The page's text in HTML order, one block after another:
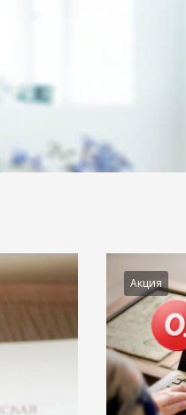
Акция